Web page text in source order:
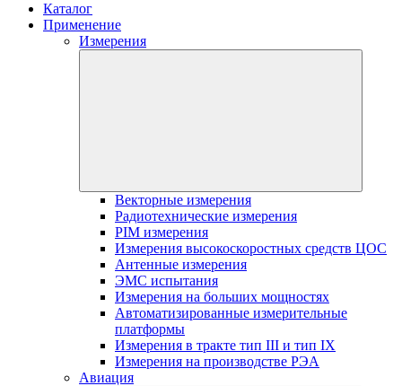
Каталог
Применение
Измерения
Векторные измерения
Радиотехнические измерения
PIM измерения
Измерения высокоскоростных средств ЦОС
Антенные измерения
ЭМС испытания
Измерения на больших мощностях
Автоматизированные измерительные
платформы
Измерения в тракте тип III и тип IX
Измерения на производстве РЭА
Авиация